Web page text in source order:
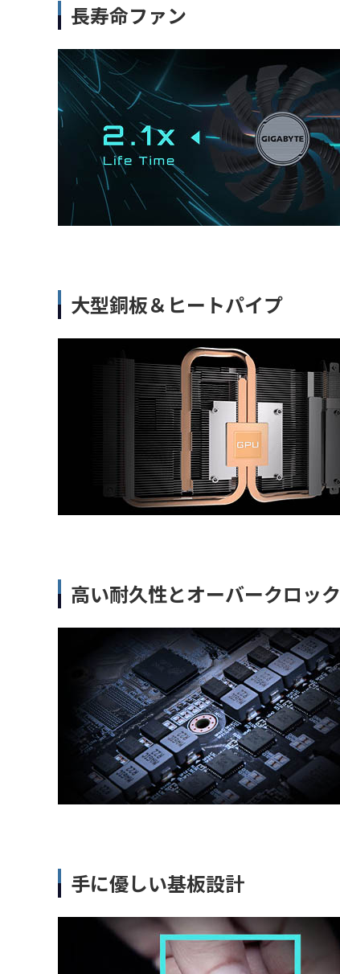
長寿命ファン
大型銅板＆ヒートパイプ
高い耐久性とオーバークロック
手に優しい基板設計